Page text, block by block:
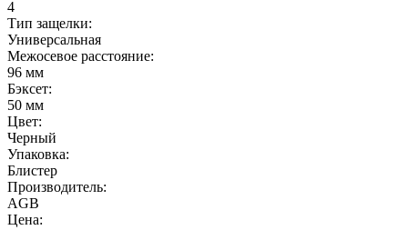
Тип защелки:
Универсальная
Межосевое расстояние:
96 мм
Бэксет:
50 мм
Цвет:
Черный
Упаковка:
Блистер
Производитель:
AGB
Цена: